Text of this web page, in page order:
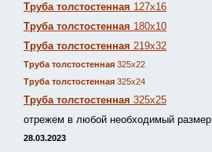
Труба толстостенная 127х16
Труба толстостенная 180х10
Труба толстостенная 219х32
Труба толстостенная 325х22
Труба толстостенная 325х24
Труба толстостенная 325х25
отрежем в любой необходимый размер
28.03.2023